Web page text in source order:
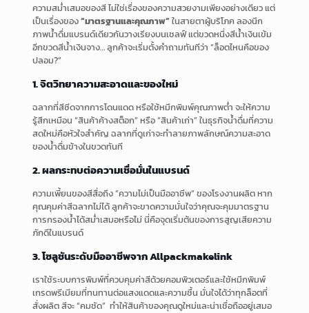
ความสม่ำเสมอของสี ไม่ใช่เรื่องของความสวยงามเพียงอย่างเดียว แต่
เป็นเรื่องของ“มาตรฐานและคุณภาพ” ในสายตาผู้บริโภค ลองนึก
ภาพน้ำดื่มแบรนด์เดียวกันวางเรียงบนเชลฟ์ แต่ขวดหนึ่งสีน้ำเงินเข้ม
อีกขวดสีน้ำเงินจาง… ลูกค้าจะเริ่มตั้งคำถามทันทีว่า “ล็อตไหนคือของ
ปลอม?”
1. จิตวิทยาความสะอาดและของใหม่
ฉลากที่สีซีดจากการโดนแดด หรือใช้หมึกพิมพ์คุณภาพต่ำ จะให้ความ
รู้สึกเหมือน “สินค้าค้างสต็อก” หรือ “สินค้าเก่า” ในธุรกิจน้ำดื่มที่ความ
สดใหม่คือหัวใจสำคัญ ฉลากที่ดูเก่าจะทำลายภาพลักษณ์ความสะอาด
ของน้ำดื่มข้างในขวดทันที
2. ผลกระทบต่อความเชื่อมั่นในแบรนด์
ความเพี้ยนของสีสื่อถึง “ความไม่เป็นมืออาชีพ” ของโรงงานผลิต หาก
คุณคุมค่าสีฉลากไม่ได้ ลูกค้าจะขาดความมั่นใจว่าคุณจะคุมมาตรฐาน
การกรองน้ำได้สม่ำเสมอหรือไม่ นี่คือจุดเริ่มต้นของการสูญเสียความ
ภักดีในแบรนด์
3. โซลูชันระดับมืออาชีพจาก Allpackmakelink
เราใช้ระบบการพิมพ์ที่ควบคุมค่าสีด้วยคอมพิวเตอร์และใช้หมึกพิมพ์
เกรดพรีเมียมที่ทนทานต่อแสงแดดและความชื้น มั่นใจได้ว่าทุกล็อตที่
สั่งผลิต สีจะ “คมชัด” ทำให้สินค้าของคุณดูใหม่และน่าเชื่อถืออยู่เสมอ